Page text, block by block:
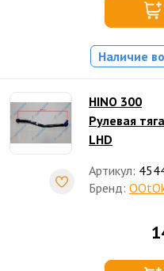
Наличие
HINO 300
Рулевая
LHD
Артикул:
Бренд: